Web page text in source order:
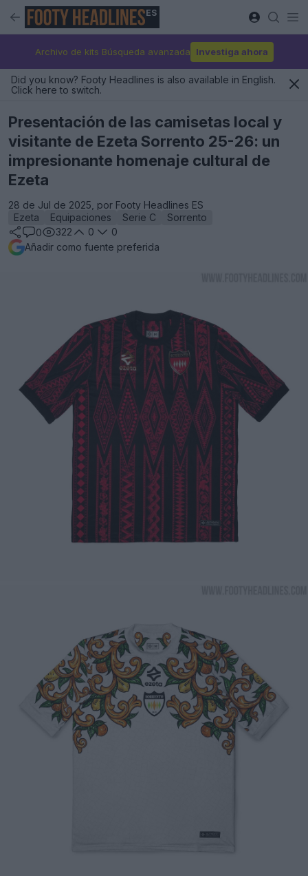
ES
Archivo de kits Búsqueda avanzada Investiga ahora
Did you know? Footy Headlines is also available in English.
Click here to switch.
Presentación de las camisetas local y
visitante de Ezeta Sorrento 25-26: un
impresionante homenaje cultural de
Ezeta
28 de Jul de 2025, por Footy Headlines ES
Ezeta
Equipaciones Serie C
Sorrento
0
322 0
0
Añadir como fuente preferida